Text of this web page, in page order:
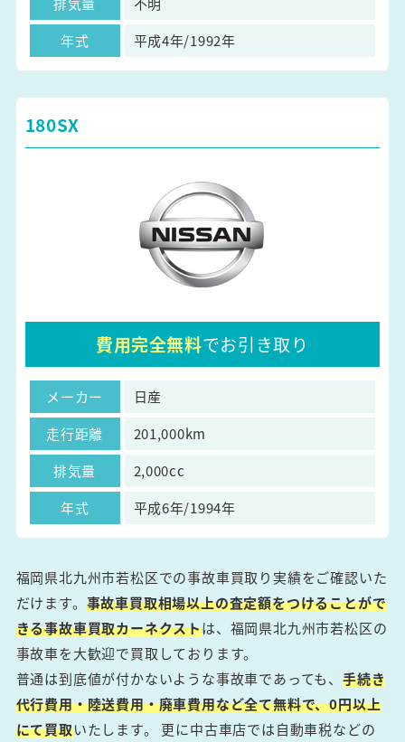
年式
平成4年/1992年
180SX
費用完全無料でお引き取り
メーカー
日産
走行距離
201,000km
排気量
2,000cc
年式
平成6年/1994年
福岡県北九州市若松区での事故車買取り実績をご確認いた
だけます。 事故車買取相場以上の査定額をつけることがで
きる事故車買取カーネクストは、福岡県北九州市若松区の
事故車を大歓迎で買取しております。
普通は到底値が付かないような事故車であっても、手続き
代行費用・陸送費用・廃車費用など全て無料で、0円以上
にて買取いたします。 更に中古車店では自動車税などの